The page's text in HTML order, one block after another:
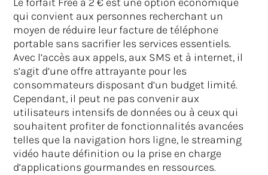
qui convient aux personnes recherchant un
moyen de réduire leur facture de téléphone
portable sans sacrifier les services essentiels.
Avec l’accès aux appels, aux SMS et à internet, il
s’agit d’une offre attrayante pour les
consommateurs disposant d’un budget limité.
Cependant, il peut ne pas convenir aux
utilisateurs intensifs de données ou à ceux qui
souhaitent profiter de fonctionnalités avancées
telles que la navigation hors ligne, le streaming
vidéo haute définition ou la prise en charge
d’applications gourmandes en ressources.